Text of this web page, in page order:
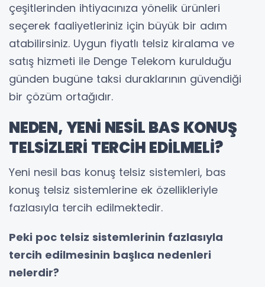
çeşitlerinden ihtiyacınıza yönelik ürünleri
seçerek faaliyetleriniz için büyük bir adım
atabilirsiniz. Uygun fiyatlı telsiz kiralama ve
satış hizmeti ile Denge Telekom kurulduğu
günden bugüne taksi duraklarının güvendiği
bir çözüm ortağıdır.
NEDEN, YENİ NESİL BAS KONUŞ
TELSİZLERİ TERCİH EDİLMELİ?
Yeni nesil bas konuş telsiz sistemleri, bas
konuş telsiz sistemlerine ek özellikleriyle
fazlasıyla tercih edilmektedir.
Peki poc telsiz sistemlerinin fazlasıyla
tercih edilmesinin başlıca nedenleri
nelerdir?